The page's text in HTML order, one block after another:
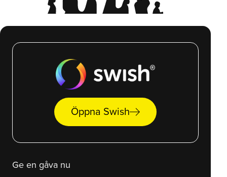
Öppna Swisharrow_right_alt
Ge en gåva nu